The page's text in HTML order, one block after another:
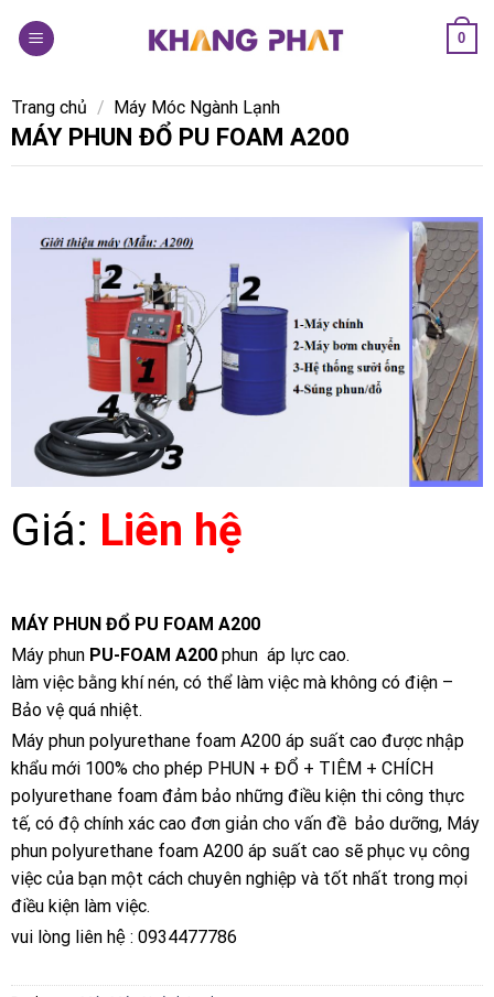
0
Trang chủ / Máy Móc Ngành Lạnh
MÁY PHUN ĐỔ PU FOAM A200
Giá: Liên hệ
MÁY PHUN ĐỔ PU FOAM A200
Máy phun PU-FOAM A200phun áp lực cao.
làm việc bằng khí nén, có thể làm việc mà không có điện –
Bảo vệ quá nhiệt.
Máy phun polyurethane foam A200 áp suất cao được nhập
khẩu mới 100% cho phép PHUN + ĐỔ + TIÊM + CHÍCH
polyurethane foam đảm bảo những điều kiện thi công thực
tế, có độ chính xác cao đơn giản cho vấn đề bảo dưỡng, Máy
phun polyurethane foam A200 áp suất cao sẽ phục vụ công
việc của bạn một cách chuyên nghiệp và tốt nhất trong mọi
điều kiện làm việc.
vui lòng liên hệ : 0934477786